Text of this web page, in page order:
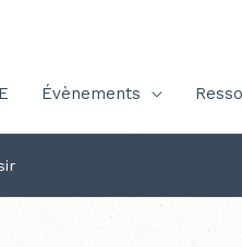
Évènements